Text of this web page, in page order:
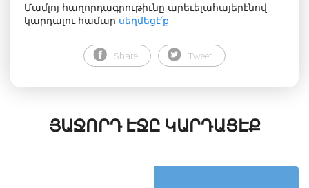
Մամլոյ հաղորդագրութիւնը արեւելահայերէնով
կարդալու համար սեղմեցէ՛ք:
Share Tweet
ՅԱՋՈՐԴ ԷՋԸ ԿԱՐԴԱՑԷՔ